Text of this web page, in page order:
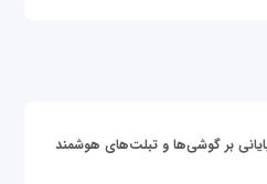
بر گوشی‌ها و تبلت‌های هوشمند